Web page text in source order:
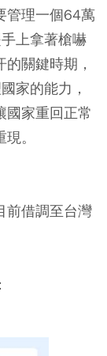
管理一個64萬
上拿著槍嚇
關鍵時期，
家的能力，
國家重回正常
。
前借調至台灣